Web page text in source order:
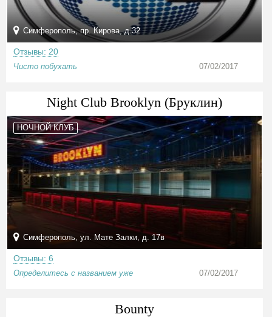
Симферополь, пр. Кирова, д.32
Отзывы: 20
Чисто побухать 07/02/2017
Night Club Brooklyn (Бруклин)
НОЧНОЙ КЛУБ
Симферополь, ул. Мате Залки, д. 17в
Отзывы: 6
Определитесь с названием уже 07/02/2017
Bounty